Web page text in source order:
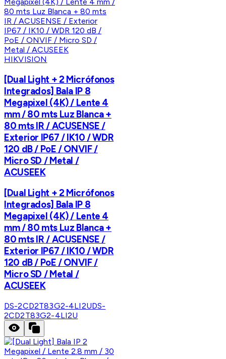
HIKVISION
[Dual Light + 2 Micrófonos
Integrados] Bala IP 8
Megapixel (4K) / Lente 4
mm / 80 mts Luz Blanca +
80 mts IR / ACUSENSE /
Exterior IP67 / IK10 / WDR
120 dB / PoE / ONVIF /
Micro SD / Metal /
ACUSEEK
[Dual Light + 2 Micrófonos
Integrados] Bala IP 8
Megapixel (4K) / Lente 4
mm / 80 mts Luz Blanca +
80 mts IR / ACUSENSE /
Exterior IP67 / IK10 / WDR
120 dB / PoE / ONVIF /
Micro SD / Metal /
ACUSEEK
DS-2CD2T83G2-4LI2UDS-
2CD2T83G2-4LI2U